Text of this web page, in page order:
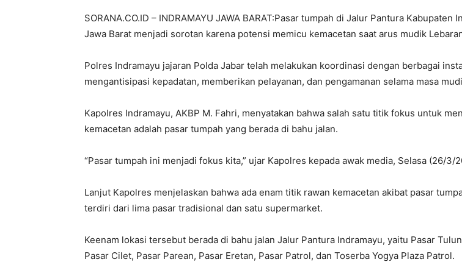
SORANA.CO.ID – INDRAMAYU JAWA BARAT:Pasar tumpah di Jalur Pantura Kabupaten
Jawa Barat menjadi sorotan karena potensi memicu kemacetan saat arus mudik
Polres Indramayu jajaran Polda Jabar telah melakukan koordinasi dengan berbagai
mengantisipasi kepadatan, memberikan pelayanan, dan pengamanan selama masa
Kapolres Indramayu, AKBP M. Fahri, menyatakan bahwa salah satu titik fokus untuk
kemacetan adalah pasar tumpah yang berada di bahu jalan.
“Pasar tumpah ini menjadi fokus kita,” ujar Kapolres kepada awak media, Selasa (26/3/
Lanjut Kapolres menjelaskan bahwa ada enam titik rawan kemacetan akibat pasar
terdiri dari lima pasar tradisional dan satu supermarket.
Keenam lokasi tersebut berada di bahu jalan Jalur Pantura Indramayu, yaitu Pasar
Pasar Cilet, Pasar Parean, Pasar Eretan, Pasar Patrol, dan Toserba Yogya Plaza Patrol.